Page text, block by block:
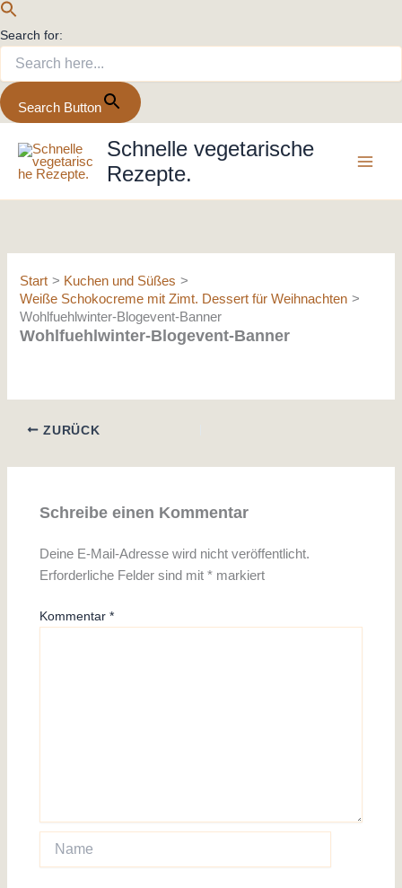
Search for:
Search Button
Inhalt
springen
Schnelle vegetarische
Rezepte.
Start
Kuchen und Süßes
Weiße Schokocreme mit Zimt. Dessert für Weihnachten
Wohlfuehlwinter-Blogevent-Banner
Wohlfuehlwinter-Blogevent-Banner
ZURÜCK
Schreibe einen Kommentar
Deine E-Mail-Adresse wird nicht veröffentlicht.
Erforderliche Felder sind mit* markiert
Kommentar*
Name